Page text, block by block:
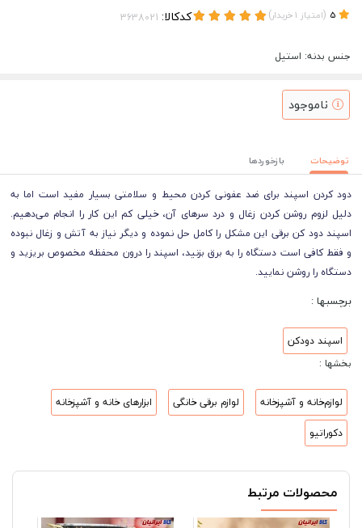
(امتیاز 1خریدار) کدکالا:
جنس بدنه: استیل
ناموجود
توضیحات بازخوردها
دود کردن اسپند برای ضد عفونی کردن محیط و سلامتی بسیار مفید است اما به
دلیل لزوم روشن کردن زغال و درد سرهای آن، خیلی کم این کار را انجام می‌دهیم.
اسپند دود کن برقی این مشکل را کامل حل نموده و دیگر نیاز به آتش و زغال نبوده
و فقط کافی است دستگاه را به برق بزنید، اسپند را درون محفظه مخصوص بریزید و
دستگاه را روشن نمایید.
برچسبها :
اسپند دودکن
بخشها :
لوازم‌خانه و آشپزخانه لوازم برقی خانگی
ابزارهای خانه و آشپزخانه
دکوراتیو
محصولات مرتبط